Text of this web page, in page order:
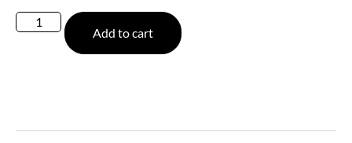
Add to cart